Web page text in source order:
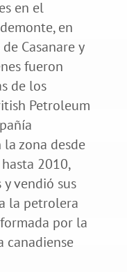
en el
en
Casanare y
fueron
de los
Petroleum
zona desde
2010,
vendió sus
la petrolera
por la
canadiense